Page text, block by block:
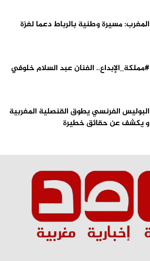
المغرب: مسيرة وطنية بالرباط دعما لغزة
#مملكة_الإبداع.. الفنان عبد السلام خلوفي
البوليس الفرنسي يطوق القنصلية المغربية
و يكشف عن حقائق خطيرة